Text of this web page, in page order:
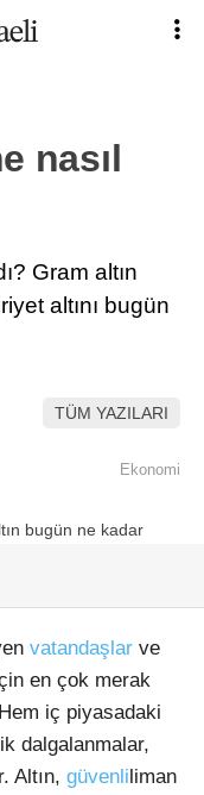
nasıl
Gram altın
altını bugün
TÜM YAZILARI
Ekonomi
vatandaşlar ve
en çok merak
iç piyasadaki
dalgalanmalar,
Altın, güvenliliman